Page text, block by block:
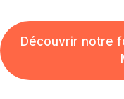
Découvrir notre